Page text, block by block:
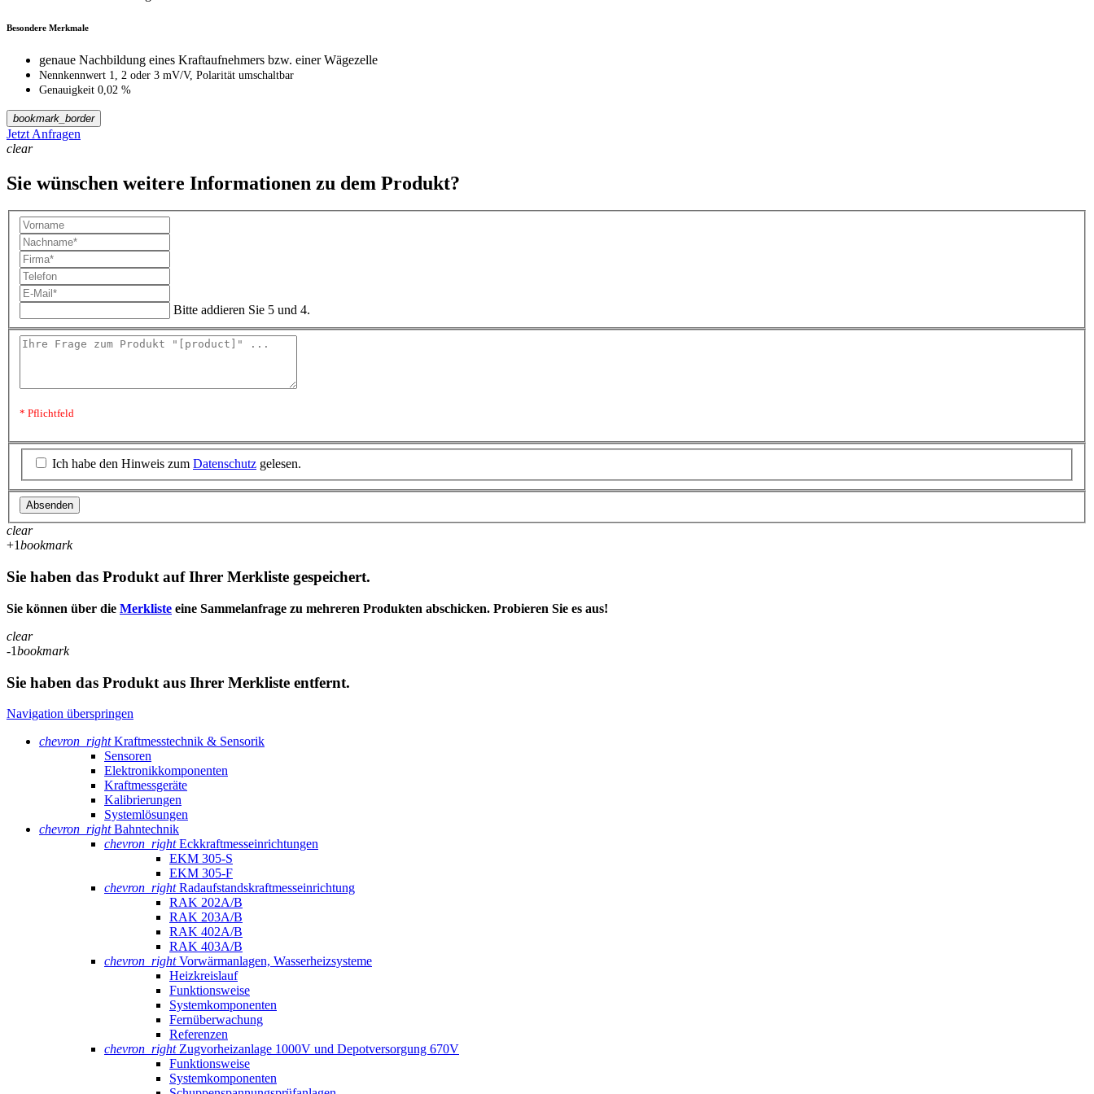
Besondere Merkmale
genaue Nachbildung eines Kraftaufnehmers bzw. einer Wägezelle
Nennkennwert 1, 2 oder 3 mV/V, Polarität umschaltbar
Genauigkeit 0,02 %
bookmark_border
Jetzt Anfragen
clear
Sie wünschen weitere Informationen zu dem Produkt?
Bitte addieren Sie 5 und 4.
* Pflichtfeld
Ich habe den Hinweis zum Datenschutz gelesen.
Absenden
clear
+1bookmark
Sie haben das Produkt auf Ihrer Merkliste gespeichert.
Sie können über die Merkliste eine Sammelanfrage zu mehreren Produkten abschicken. Probieren Sie es aus!
clear
-1bookmark
Sie haben das Produkt aus Ihrer Merkliste entfernt.
Navigation überspringen
chevron_right Kraftmesstechnik & Sensorik
Sensoren
Elektronikkomponenten
Kraftmessgeräte
Kalibrierungen
Systemlösungen
chevron_right Bahntechnik
chevron_right Eckkraftmess­einrichtungen
EKM 305-S
EKM 305-F
chevron_right Radaufstands­kraftmess­einrichtung
RAK 202A/B
RAK 203A/B
RAK 402A/B
RAK 403A/B
chevron_right Vorwärmanlagen, Wasserheizsysteme
Heizkreislauf
Funktionsweise
Systemkomponenten
Fernüberwachung
Referenzen
chevron_right Zugvorheizanlage 1000V und Depotversorgung 670V
Funktionsweise
Systemkomponenten